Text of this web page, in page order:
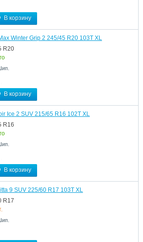
В корзину
Winter Grip 2 245/45 R20 103T XL
R20
В корзину
Ice 2 SUV 215/65 R16 102T XL
R16
В корзину
9 SUV 225/60 R17 103T XL
R17